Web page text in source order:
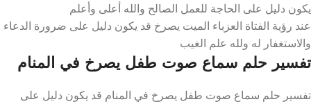
يكون دليل على الحاجة للعمل الصالح والله أعلى وأعلم
عند رؤية الفتاة العزباء الميت يصرخ قد يكون دليل على ضرورة الدعاء
والاستغفار له ولله علم الغيب
تفسير حلم سماع صوت طفل يصرخ في المنام
تفسير حلم سماع صوت طفل يصرخ في المنام قد يكون دليل على